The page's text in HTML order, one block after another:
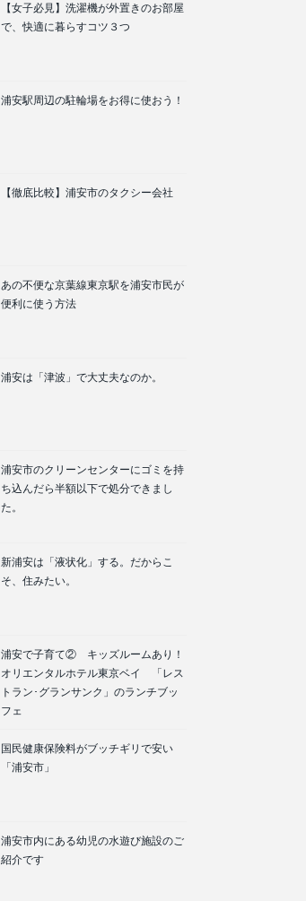
【女子必見】洗濯機が外置きのお部屋
で、快適に暮らすコツ３つ
浦安駅周辺の駐輪場をお得に使おう！
【徹底比較】浦安市のタクシー会社
あの不便な京葉線東京駅を浦安市民が
便利に使う方法
浦安は「津波」で大丈夫なのか。
浦安市のクリーンセンターにゴミを持
ち込んだら半額以下で処分できまし
た。
新浦安は「液状化」する。だからこ
そ、住みたい。
浦安で子育て② キッズルームあり！
オリエンタルホテル東京ベイ 「レス
トラン･グランサンク」のランチブッ
フェ
国民健康保険料がブッチギリで安い
「浦安市」
浦安市内にある幼児の水遊び施設のご
紹介です